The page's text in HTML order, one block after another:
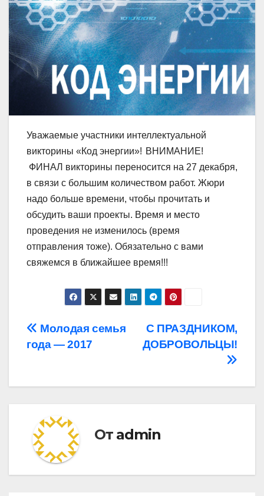
Уважаемые участники интеллектуальной
викторины «Код энергии»! ВНИМАНИЕ!
ФИНАЛ викторины переносится на 27 декабря,
в связи с большим количеством работ. Жюри
надо больше времени, чтобы прочитать и
обсудить ваши проекты. Время и место
проведения не изменилось (время
отправления тоже). Обязательно с вами
свяжемся в ближайшее время!!!
Навигация
по
записям
С ПРАЗДНИКОМ,
ДОБРОВОЛЬЦЫ!
Молодая семья
года — 2017
От admin